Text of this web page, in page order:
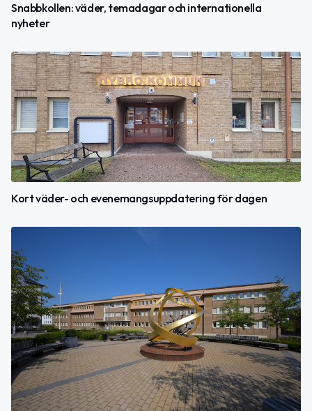
Snabbkollen: väder, temadagar och internationella
nyheter
Kort väder- och evenemangsuppdatering för dagen